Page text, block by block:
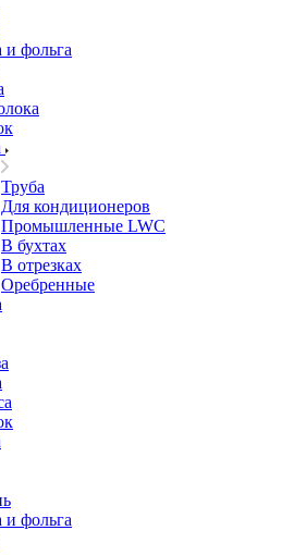
и фольга
Труба
Для кондиционеров
Промышленные LWC
В бухтах
В отрезках
Оребренные
и фольга